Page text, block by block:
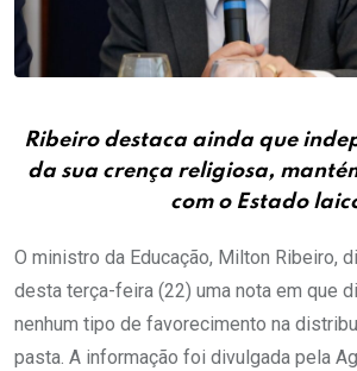
Ribeiro destaca ainda que
da sua crença religiosa,
com o Estado
O ministro da Educação, Milton Ribeiro,
desta terça-feira (22) uma nota em que
nenhum tipo de favorecimento na
pasta. A informação foi divulgada pela